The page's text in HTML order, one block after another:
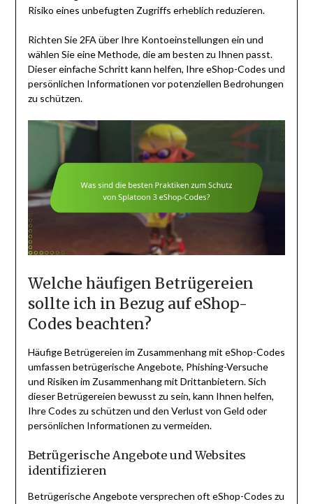
Risiko eines unbefugten Zugriffs erheblich reduzieren.
Richten Sie 2FA über Ihre Kontoeinstellungen ein und
wählen Sie eine Methode, die am besten zu Ihnen passt.
Dieser einfache Schritt kann helfen, Ihre eShop-Codes und
persönlichen Informationen vor potenziellen Bedrohungen
zu schützen.
Welche häufigen Betrügereien
sollte ich in Bezug auf eShop-
Codes beachten?
Häufige Betrügereien im Zusammenhang mit eShop-Codes
umfassen betrügerische Angebote, Phishing-Versuche
und Risiken im Zusammenhang mit Drittanbietern. Sich
dieser Betrügereien bewusst zu sein, kann Ihnen helfen,
Ihre Codes zu schützen und den Verlust von Geld oder
persönlichen Informationen zu vermeiden.
Betrügerische Angebote und Websites
identifizieren
Betrügerische Angebote versprechen oft eShop-Codes zu